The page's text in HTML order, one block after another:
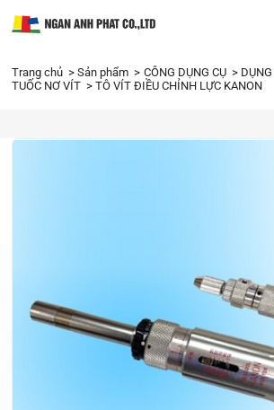
Trang chủ Sản phẩm CÔNG DỤNG CỤ
TUỐC NƠ VÍT
TÔ VÍT ĐIỀU CHỈNH LỰC KANON